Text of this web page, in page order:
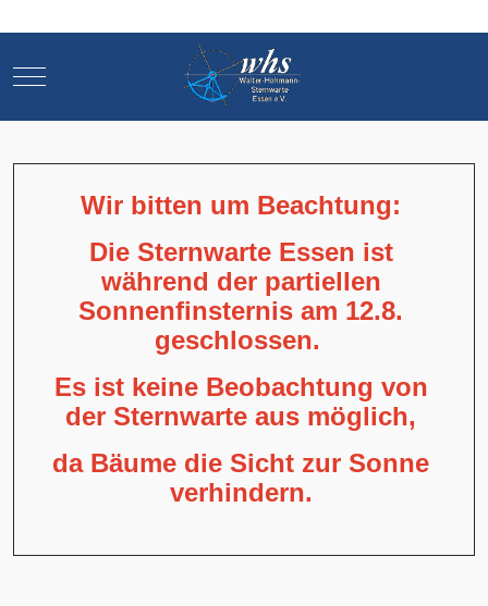
Mobile Menu Toggle
Wir bitten um Beachtung:
Die Sternwarte Essen ist
während der partiellen
Sonnenfinsternis am 12.8.
geschlossen.
Es ist keine Beobachtung von
der Sternwarte aus möglich,
da Bäume die Sicht zur Sonne
verhindern.